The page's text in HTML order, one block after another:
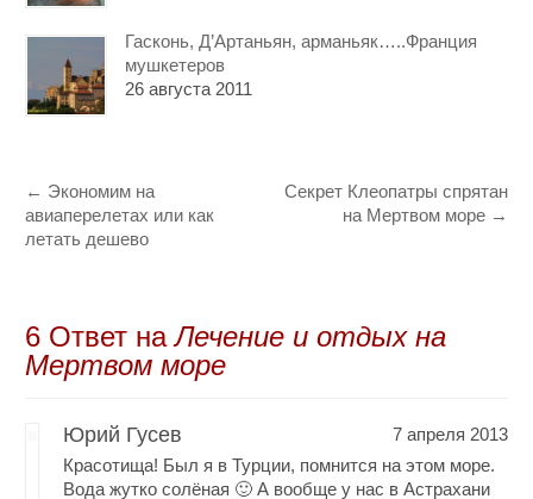
Гасконь, Д’Артаньян, арманьяк…..Франция
мушкетеров
26 августа 2011
← Экономим на
авиаперелетах или как
летать дешево
Секрет Клеопатры спрятан
на Мертвом море →
6 Oтвет наЛечение и отдых на
Мертвом море
Юрий Гусев
7 апреля 2013
Красотища! Был я в Турции, помнится на этом море.
Вода жутко солёная 🙂 А вообще у нас в Астрахани